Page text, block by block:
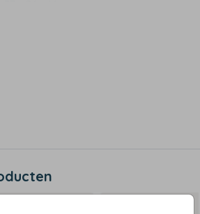
34 x 15 cm
wasmachine